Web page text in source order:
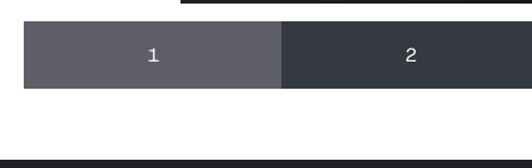
1 2